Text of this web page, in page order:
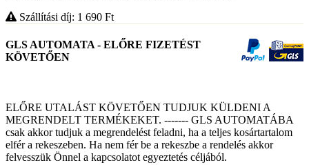
Szállítási díj: 1 690 Ft
GLS AUTOMATA - ELŐRE FIZETÉST
KÖVETŐEN
ELŐRE UTALÁST KÖVETŐEN TUDJUK KÜLDENI A
MEGRENDELT TERMÉKEKET. ------- GLS AUTOMATÁBA
csak akkor tudjuk a megrendelést feladni, ha a teljes kosártartalom
elfér a rekeszeben. Ha nem fér be a rekeszbe a rendelés akkor
felvesszük Önnel a kapcsolatot egyeztetés céljából.